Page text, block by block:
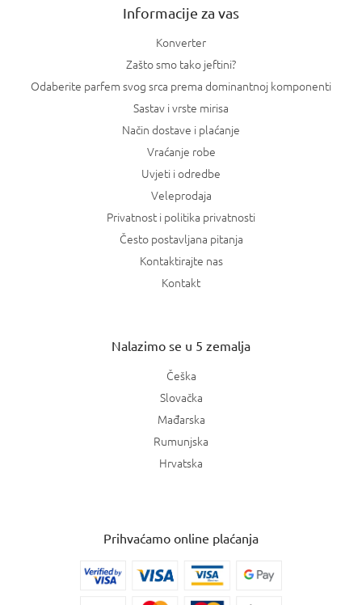
Informacije za vas
Konverter
Zašto smo tako jeftini?
Odaberite parfem svog srca prema dominantnoj komponenti
Sastav i vrste mirisa
Način dostave i plaćanje
Vraćanje robe
Uvjeti i odredbe
Veleprodaja
Privatnost i politika privatnosti
Često postavljana pitanja
Kontaktirajte nas
Kontakt
Nalazimo se u 5 zemalja
Češka
Slovačka
Mađarska
Rumunjska
Hrvatska
Prihvaćamo online plaćanja